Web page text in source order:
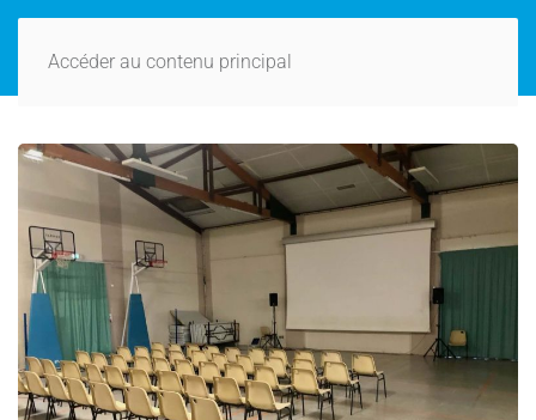
Accéder au contenu principal